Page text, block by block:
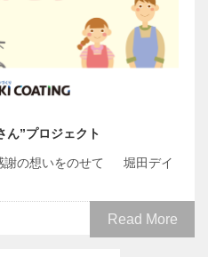
ん”プロジェクト
謝の想いをのせて 堀田デイ
Read More